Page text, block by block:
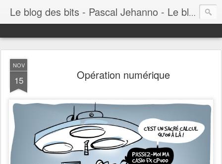
Le blog des bits - Pascal Jehanno - Le blog BD informatique
NOV
15 Opération numérique